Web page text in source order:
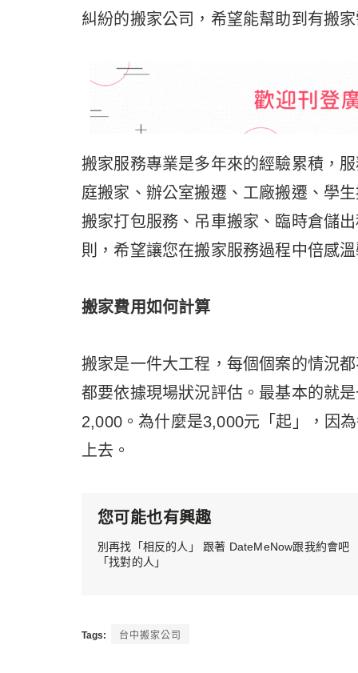
糾紛的搬家公司，希望能幫助到有搬家
搬家服務專業是多年來的經驗累積，
庭搬家、辦公室搬遷、工廠搬遷、學
搬家打包服務、吊車搬家、臨時倉儲
則，希望讓您在搬家服務過程中倍感溫
搬家費用如何計算
搬家是一件大工程，每個個案的情況
都要依據現場狀況評估。最基本的就
2,000。為什麼是3,000元「起」，因
上去。
您可能也有興趣
別再找「相反的人」 跟著 DateMeNow跟我約會吧
「找對的人」
Tags: 台中搬家公司